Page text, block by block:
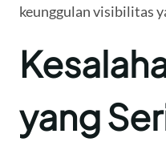
keunggulan visibilitas
yang